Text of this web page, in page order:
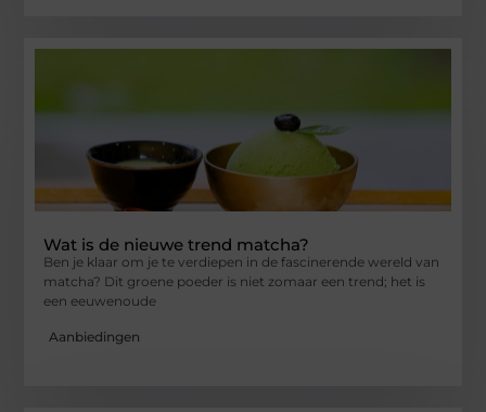
Wat is de nieuwe trend matcha?
Ben je klaar om je te verdiepen in de fascinerende wereld van
matcha? Dit groene poeder is niet zomaar een trend; het is
een eeuwenoude
Aanbiedingen